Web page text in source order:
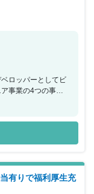
ロッパーとしてビ
事業の4つの事業
ジメントやビルメ
おり、グループ全
備え、環境に配慮
町地区の再開発
、S-GATEシリー
有りで福利厚生充